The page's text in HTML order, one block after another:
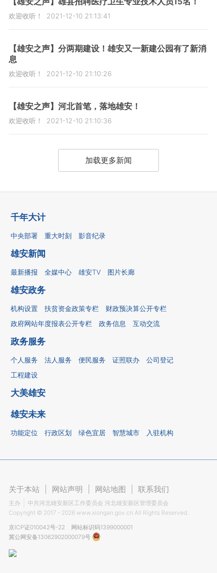
欢迎收听！ 2021-12-10 21:13:41
【雄安之声】分两期建设！雄安又一新建公园有了新消
息
欢迎收听！ 2021-12-10 21:10:26
【雄安之声】河北首笔，落地雄安！
欢迎收听！ 2021-12-10 21:10:36
加载更多新闻
千年大计
中央部署 重大时刻 影音纪录
雄安新闻
最新播报 全媒中心 雄安TV 图片长廊
雄安政务
机构设置 扶贫资金政策专栏
财政预决算公开专栏
政府网站年度报表公开专栏
政务信息 互动交流
政务服务
个人服务 法人服务 便民服务 证照联办
公司登记
工程建设
大美雄安
雄安未来
功能定位 行政区划 绿色宜居 智慧城市 入驻机构
关于本站 网站声明 网站地图 联系我们
主办
中共河北雄安新区工作委员会 河北雄安新区管理委员会
Copyright © 2017 - 2026 www.xiongan.gov.cn All Rights Reserved.
京ICP证010042号-22
网站标识码1399000001
冀公网安备13062902000079号